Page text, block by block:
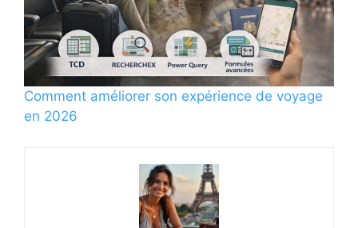
Comment améliorer son expérience de voyage
en 2026